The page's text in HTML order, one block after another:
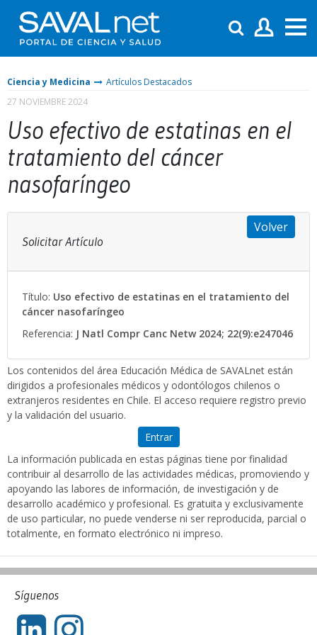
Ciencia y Medicina
Artículos Destacados
27 NOVIEMBRE 2024
Uso efectivo de estatinas en el
tratamiento del cáncer
nasofaríngeo
Solicitar Artículo
Volver
Título: Uso efectivo de estatinas en el tratamiento del
cáncer nasofaríngeo
Referencia: J Natl Compr Canc Netw 2024; 22(9):e247046
Los contenidos del área Educación Médica de SAVALnet están
dirigidos a profesionales médicos y odontólogos chilenos o
extranjeros residentes en Chile. El acceso requiere registro previo
y la validación del usuario.
Entrar
La información publicada en estas páginas tiene por finalidad
contribuir al desarrollo de las actividades médicas, promoviendo y
apoyando las labores de información, de investigación y de
desarrollo académico y profesional. Es gratuita y exclusivamente
de uso particular, no puede venderse ni ser reproducida, parcial o
totalmente, en formato electrónico ni impreso.
Síguenos